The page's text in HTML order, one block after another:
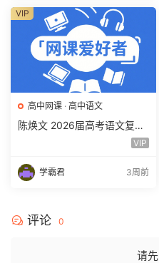
高中网课 · 高中语文
陈焕文 2026届高考语文复习
网课 高三语文 一二三轮视频
VIP
学霸君 3周前
VIP
评论 0
请先